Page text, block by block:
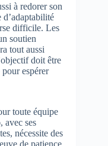
à redorer son
d’adaptabilité
difficile. Les
soutien
tout aussi
doit être
espérer
toute équipe
avec ses
nécessite des
de patience